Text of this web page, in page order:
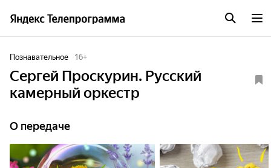
Познавательное 16+
Сергей Проскурин. Русский
камерный оркестр
О передаче